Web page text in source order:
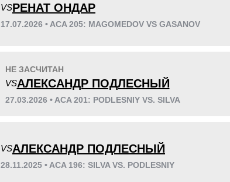
Неизвестных видов побед:
11:3045
VSРЕНАТ ОНДАР
17.07.2026 • ACA 205: MAGOMEDOV VS GASANOV
НЕ ЗАСЧИТАН
VSАЛЕКСАНДР ПОДЛЕСНЫЙ
27.03.2026 • ACA 201: PODLESNIY VS. SILVA
VSАЛЕКСАНДР ПОДЛЕСНЫЙ
28.11.2025 • ACA 196: SILVA VS. PODLESNIY